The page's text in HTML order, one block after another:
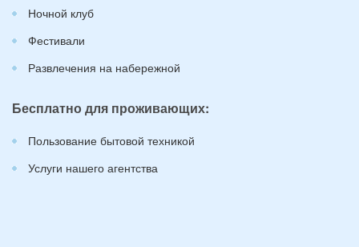
Ночной клуб
Фестивали
Развлечения на набережной
Бесплатно для проживающих:
Пользование бытовой техникой
Услуги нашего агентства